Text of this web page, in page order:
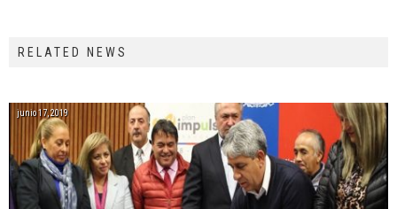
RELATED NEWS
junio 17, 2019